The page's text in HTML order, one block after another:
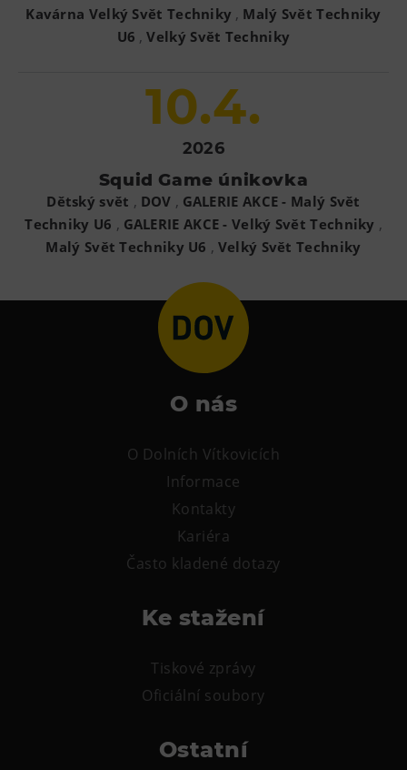
Kavárna Velký Svět Techniky , Malý Svět Techniky
U6 ,Velký Svět Techniky
10.4.
2026
Squid Game únikovka
Dětský svět , DOV , GALERIE AKCE - Malý Svět
Techniky U6 , GALERIE AKCE - Velký Svět Techniky ,
Malý Svět Techniky U6 , Velký Svět Techniky
O nás
O Dolních Vítkovicích
Informace
Kontakty
Kariéra
Často kladené dotazy
Ke stažení
Tiskové zprávy
Oficiální soubory
Ostatní